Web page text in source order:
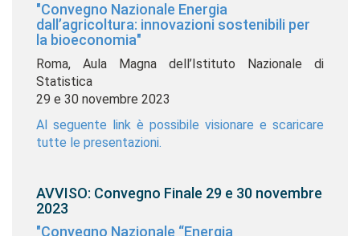
"Convegno Nazionale Energia
dall’agricoltura: innovazioni sostenibili per
la bioeconomia"
Roma, Aula Magna dell’Istituto Nazionale di
Statistica
29 e 30 novembre 2023
Al seguente link è possibile visionare e scaricare
tutte le presentazioni.
AVVISO: Convegno Finale 29 e 30 novembre
2023
"Convegno Nazionale “Energia